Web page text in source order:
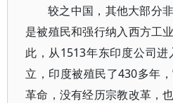
较之中国，其他大部分
是被殖民和强行纳入西方工
此，从1513年东印度公司
立，印度被殖民了430多年
革命，没有经历宗教改革，